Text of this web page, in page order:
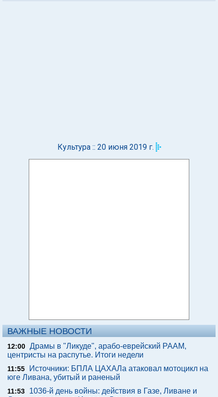
Культура :: 20 июня 2019 г.
ВАЖНЫЕ НОВОСТИ
12:00 Драмы в "Ликуде", арабо-еврейский РААМ,
центристы на распутье. Итоги недели
11:55
Источники: БПЛА ЦАХАЛа атаковал мотоцикл на
юге Ливана, убитый и раненый
11:53
1036-й день войны: действия в Газе, Ливане и